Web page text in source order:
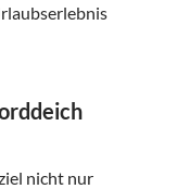
nicht nur